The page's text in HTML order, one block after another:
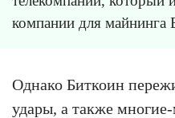
компании для майнинга
Однако Биткоин
удары, а также